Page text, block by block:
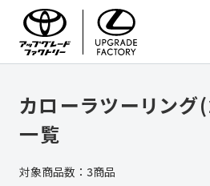
カローラツーリン
一覧
対象商品数： 3商品
TOYOTA/LEXUS UPGRADE FACTORY